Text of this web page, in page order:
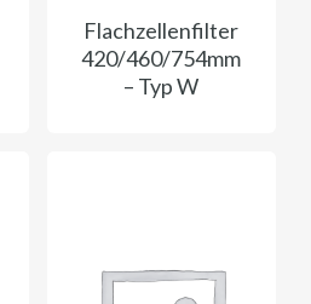
Flachzellenfilter
420/460/754mm
– Typ W